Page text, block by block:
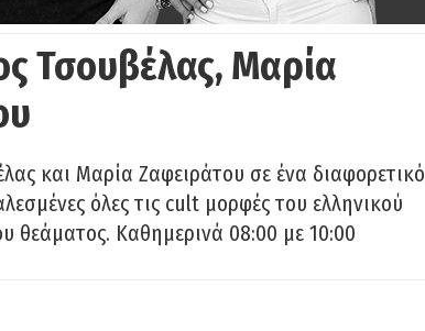
Τσουβέλας, Μαρία
και Μαρία Ζαφειράτου σε ένα διαφορετικό
όλες τις cult μορφές του ελληνικού
θεάματος. Καθημερινά 08:00 με 10:00